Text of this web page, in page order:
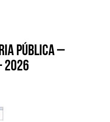
PÚBLICA –